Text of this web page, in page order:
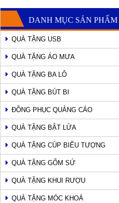
DANH MỤC SẢN PHẨM
QUÀ TẶNG USB
QUÀ TẶNG ÁO MƯA
QUÀ TẶNG BA LÔ
QUÀ TẶNG BÚT BI
ĐỒNG PHỤC QUẢNG CÁO
QUÀ TẶNG BẬT LỬA
QUÀ TẶNG CÚP BIỂU TƯỢNG
QUÀ TẶNG GỐM SỨ
QUÀ TẶNG KHUI RƯỢU
QUÀ TẶNG MÓC KHOÁ